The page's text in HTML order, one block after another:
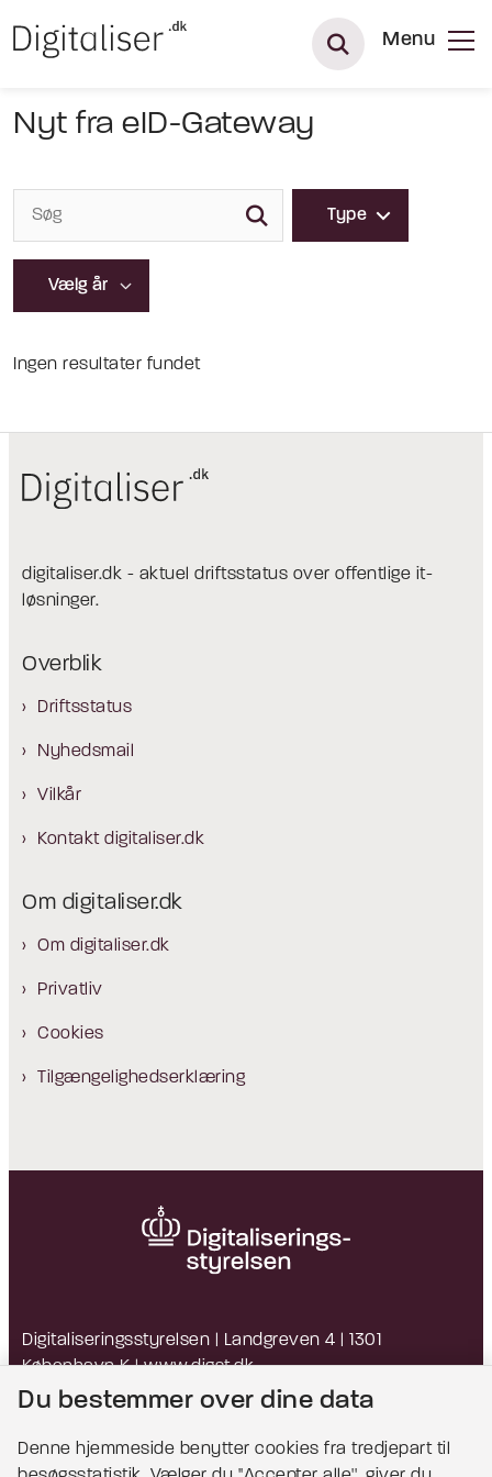
Menu
Nyt fra eID-Gateway
Type
Ingen resultater fundet
digitaliser.dk - aktuel driftsstatus over offentlige it-
løsninger.
Overblik
Driftsstatus
Nyhedsmail
Vilkår
Kontakt digitaliser.dk
Om digitaliser.dk
Om digitaliser.dk
Privatliv
Cookies
Tilgængelighedserklæring
Digitaliseringsstyrelsen | Landgreven 4 | 1301
København K |www.digst.dk
EAN: 5798009814203 | CVR: 34051178
Du bestemmer over dine data
Denne hjemmeside benytter cookies fra tredjepart til